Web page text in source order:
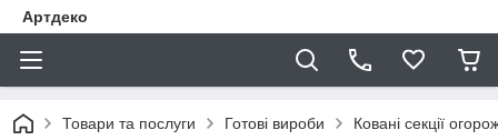
Артдеко
Товари та послуги Готові вироби Ковані секції